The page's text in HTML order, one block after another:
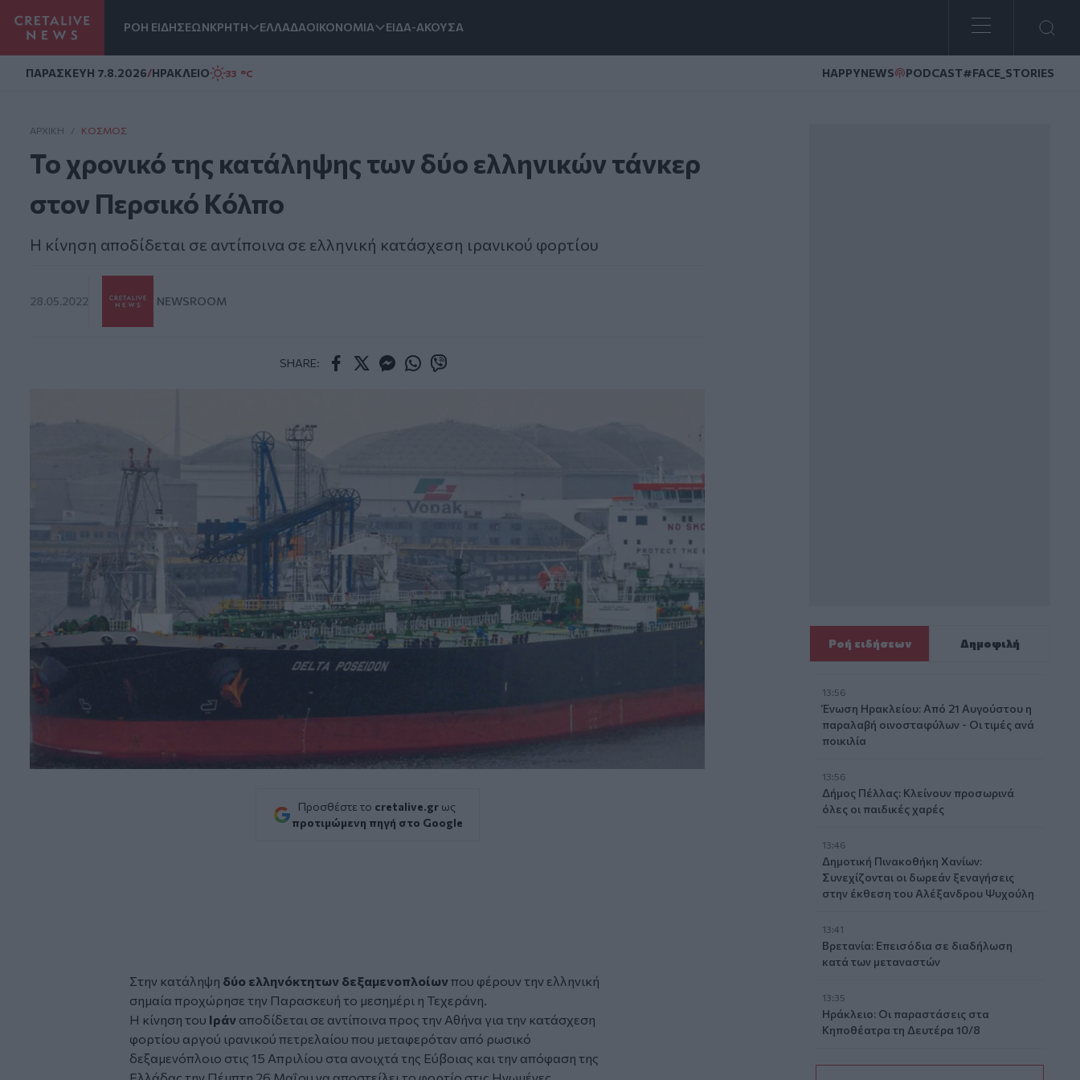
ΡΟΗ ΕΙΔΗΣΕΩΝΚΡΗΤΗ ΕΛΛΑΔΑΟΙΚΟΝΟΜΙΑ ΕΙΔΑ-ΑΚΟΥΣΑ
ΠΑΡΑΣΚΕΥΗ 7.8.2026/ΗΡΑΚΛΕΙΟ 33 °C HAPPYNEWS PODCAST#FACE_STORIES
ΑΡΧΙΚΗ / ΚΌΣΜΟΣ
Το χρονικό της κατάληψης των δύο ελληνικών τάνκερ
στον Περσικό Κόλπο
Η κίνηση αποδίδεται σε αντίποινα σε ελληνική κατάσχεση ιρανικού φορτίου
28.05.2022 NEWSROOM
SHARE:
Προσθέστε το cretalive.gr ως
προτιμώμενη πηγή στο Google
Στην κατάληψη δύο ελληνόκτητων δεξαμενοπλοίωνπου φέρουν την ελληνική
σημαία προχώρησε την Παρασκευή το μεσημέρι η Τεχεράνη.
Η κίνηση του Ιράν αποδίδεται σε αντίποινα προς την Αθήνα για την κατάσχεση
φορτίου αργού ιρανικού πετρελαίου που μεταφερόταν από ρωσικό
δεξαμενόπλοιο στις 15 Απριλίου στα ανοιχτά της Εύβοιας και την απόφαση της
Ροή ειδήσεων Δημοφιλή
13:56
Ένωση Ηρακλείου: Από 21 Αυγούστου η
παραλαβή οινοσταφύλων - Οι τιμές ανά
ποικιλία
13:56
Δήμος Πέλλας: Κλείνουν προσωρινά
όλες οι παιδικές χαρές
13:46
Δημοτική Πινακοθήκη Χανίων:
Συνεχίζονται οι δωρεάν ξεναγήσεις
στην έκθεση του Αλέξανδρου Ψυχούλη
13:41
Βρετανία: Επεισόδια σε διαδήλωση
κατά των μεταναστών
13:35
Ηράκλειο: Οι παραστάσεις στα
Κηποθέατρα τη Δευτέρα 10/8
13:30